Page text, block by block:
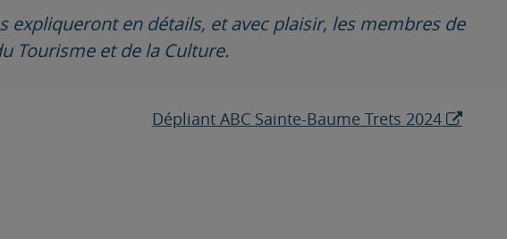
expliqueront en détails, et avec plaisir, les membres de
Tourisme et de la Culture.
Dépliant ABC Sainte-Baume Trets 2024